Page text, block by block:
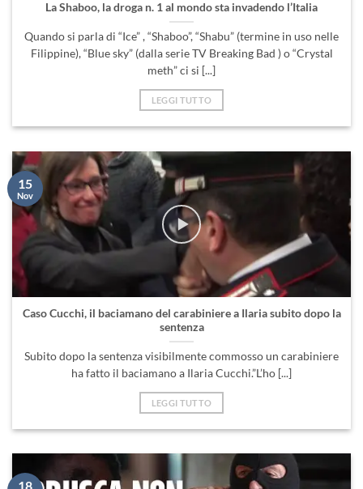
La Shaboo, la droga n. 1 al mondo sta invadendo l’Italia
Quando si parla di “Ice” , “Shaboo”, “Shabu” (termine in uso nelle
Filippine), “Blue sky” (dalla serie TV Breaking Bad ) o “Crystal
meth” ci si [...]
LEGGI TUTTO
Caso Cucchi, il baciamano del carabiniere a Ilaria subito dopo la
sentenza
Subito dopo la sentenza visibilmente commosso un carabiniere
ha fatto il baciamano a Ilaria Cucchi.”L’ho [...]
LEGGI TUTTO
15
Nov
18